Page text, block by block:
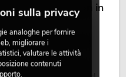
e design in
Creano un’atmosfera
trasmettono una
nei ristoranti, nei
sulla privacy
analoghe per fornire
migliorare i
valutare le attività
contenuti